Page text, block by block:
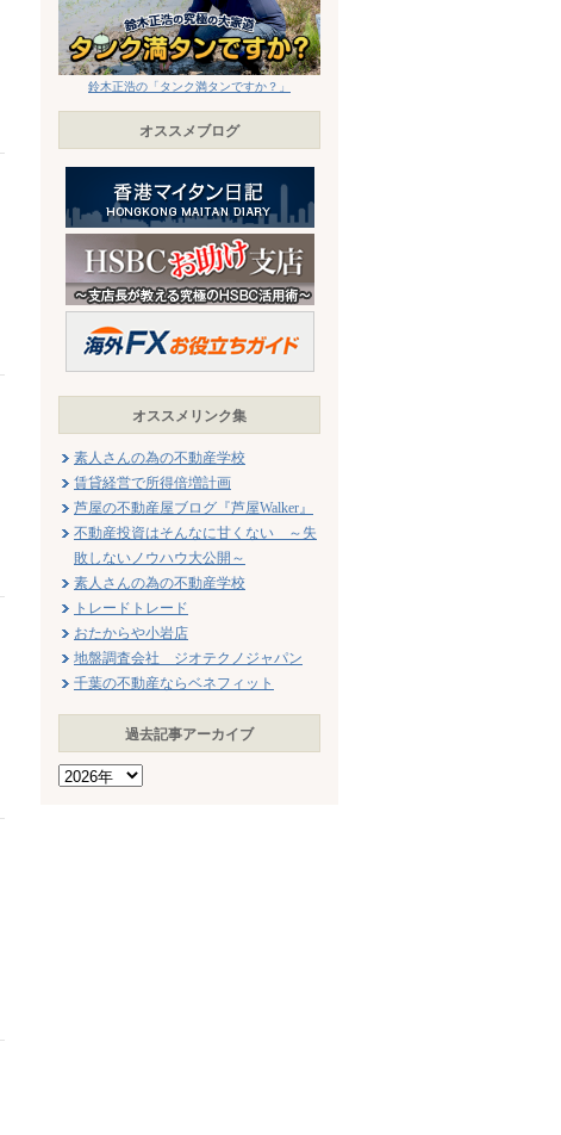
鈴木正浩の「タンク満タンですか？」
オススメブログ
オススメリンク集
素人さんの為の不動産学校
賃貸経営で所得倍増計画
芦屋の不動産屋ブログ『芦屋Walker』
不動産投資はそんなに甘くない ～失
敗しないノウハウ大公開～
素人さんの為の不動産学校
トレードトレード
おたからや小岩店
地盤調査会社 ジオテクノジャパン
千葉の不動産ならベネフィット
過去記事アーカイブ